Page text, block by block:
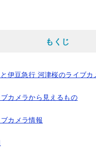
もくじ
伊豆急行 河津桜のライブカ
カメラから見えるもの
カメラ情報